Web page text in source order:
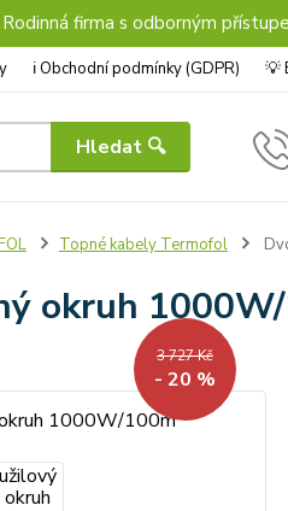
firma s odborným
ℹ︎ Obchodní podmínky (GDPR) 💡
Hledat 🔍
Topné kabely Termofol
okruh
3 727 Kč
- 20 %